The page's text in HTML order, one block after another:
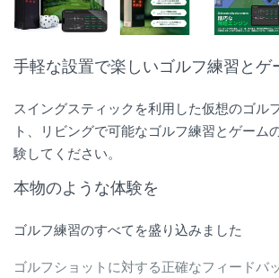
手軽な設置で楽しいゴルフ練習とゲ
スイングスティックを利用した仮想のゴル
ト、リビングで可能なゴルフ練習とゲーム
験してください。
本物のような体験を
ゴルフ練習のすべてを盛り込みました
ゴルフショットに対する正確なフィードバ